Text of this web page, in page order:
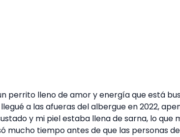
perrito lleno de amor y energía que está
a las afueras del albergue en 2022,
y mi piel estaba llena de sarna, lo que
mucho tiempo antes de que las personas